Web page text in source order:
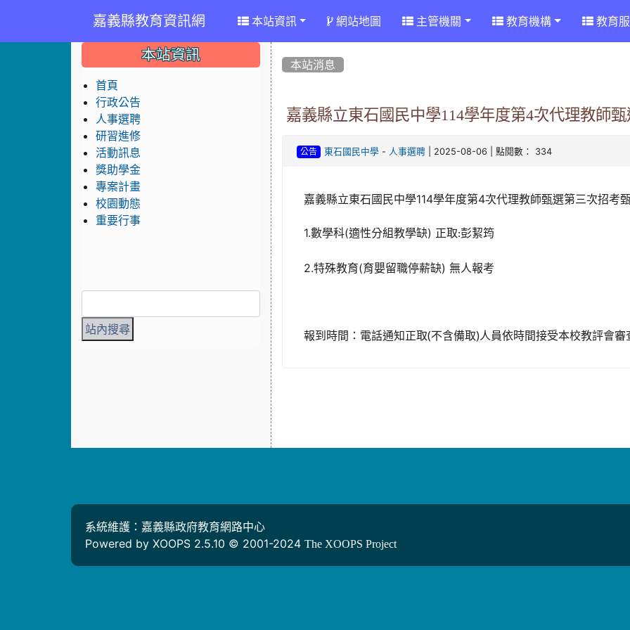
嘉義縣教育資訊網 本站資訊 網站地圖 主管機關 教育機構 教育
本站消息
嘉義縣立東石國民中學114學年度第4次代理教師
公告 東石國民中學 - 人事選聘 | 2025-08-06 | 點閱數： 334
嘉義縣立東石國民中學114學年度第4次代理教師甄選第三次招考
1.數學科(適性分組教學缺) 正取:彭絜筠
2.特殊教育(育嬰留職停薪缺) 無人報考
報到時間：電話通知正取(不含備取)人員依時間接受本校教評會審
::: 本站資訊
首頁
行政公告
人事選聘
研習進修
活動訊息
獎助學金
專案計畫
校園動態
重要行事
系統維護：嘉義縣政府教育網路中心
Powered by XOOPS 2.5.10 © 2001-2024 The XOOPS Project